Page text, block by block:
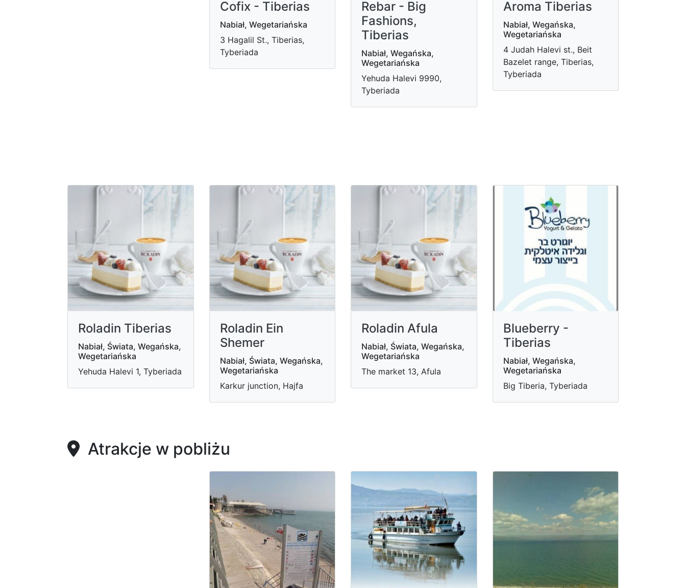
Cofix - Tiberias
Nabiał, Wegetariańska
3 Hagalil St., Tiberias,
Tyberiada
Rebar - Big
Fashions,
Tiberias
Nabiał, Wegańska,
Wegetariańska
Yehuda Halevi 9990,
Tyberiada
Aroma Tiberias
Nabiał, Wegańska,
Wegetariańska
4 Judah Halevi st., Beit
Bazelet range, Tiberias,
Tyberiada
Roladin Tiberias
Nabiał, Świata, Wegańska,
Wegetariańska
Yehuda Halevi 1, Tyberiada
Roladin Ein
Shemer
Nabiał, Świata, Wegańska,
Wegetariańska
Karkur junction, Hajfa
Roladin Afula
Nabiał, Świata, Wegańska,
Wegetariańska
The market 13, Afula
Blueberry -
Tiberias
Nabiał, Wegańska,
Wegetariańska
Big Tiberia, Tyberiada
Atrakcje w pobliżu